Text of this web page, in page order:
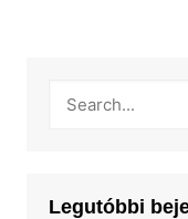
Legutóbbi